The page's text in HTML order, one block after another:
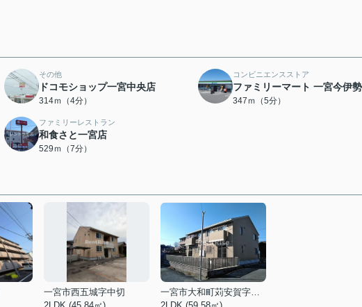
その他
ドコモショップ一宮中央店
314ｍ（4分）
コンビニエンスストア
ファミリーマート 一宮今伊
347ｍ（5分）
ファミリーレストラン
和食さと一宮店
529ｍ（7分）
一宮市西五城字中切
一宮市大和町苅安賀字火口上